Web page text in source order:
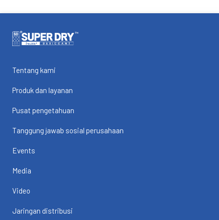
Tentang kami
Produk dan layanan
Pusat pengetahuan
Tanggung jawab sosial perusahaan
Events
Media
Video
Jaringan distribusi